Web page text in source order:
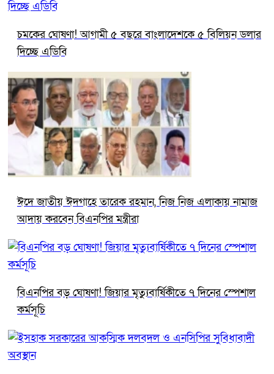
চমকের ঘোষণা! আগামী ৫ বছরে বাংলাদেশকে ৫ বিলিয়ন ডলার
দিচ্ছে এডিবি
ঈদে জাতীয় ঈদগাহে তারেক রহমান, নিজ নিজ এলাকায় নামাজ
আদায় করবেন বিএনপির মন্ত্রীরা
বিএনপির বড় ঘোষণা! জিয়ার মৃত্যুবার্ষিকীতে ৭ দিনের স্পেশাল
কর্মসূচি